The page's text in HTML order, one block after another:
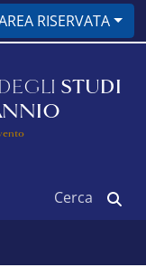
RISERVATA
DEGLI STUDI